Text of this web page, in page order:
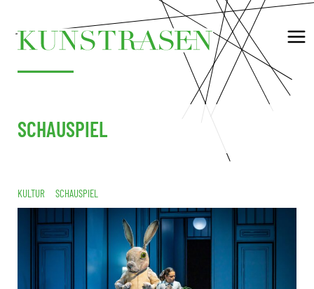
SCHAUSPIEL
KULTUR SCHAUSPIEL